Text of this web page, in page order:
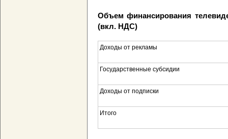
Объем финансирования
(вкл. НДС)
Доходы от рекламы
Государственные субсидии
Доходы от подписки
Итого